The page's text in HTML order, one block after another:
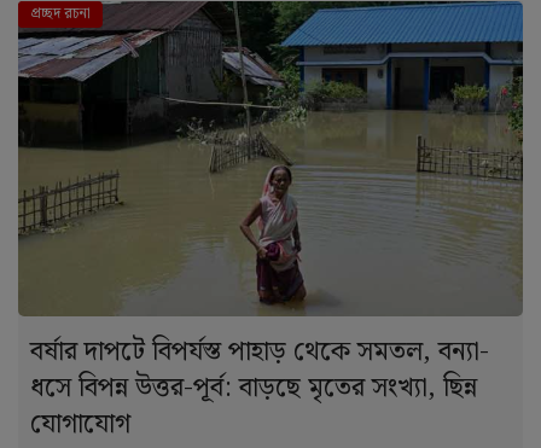
দে । শ
প্রচ্ছদ রচনা
বর্ষার দাপটে বিপর্যস্ত পাহাড় থেকে সমতল, বন্যা-
ধসে বিপন্ন উত্তর-পূর্ব: বাড়ছে মৃতের সংখ্যা, ছিন্ন
যোগাযোগ